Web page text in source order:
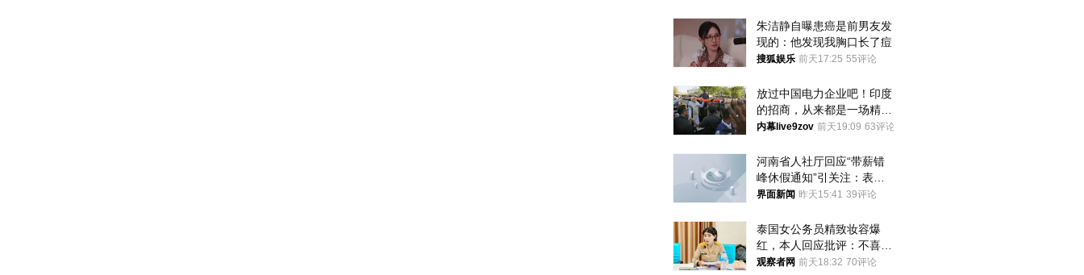
朱洁静自曝患癌是前男友发
现的：他发现我胸口长了痘
搜狐娱乐 前天17:25 55评论
放过中国电力企业吧！印度
的招商，从来都是一场精准
收割
内幕live9zov 前天19:09 63评论
河南省人社厅回应“带薪错
峰休假通知”引关注：表述
不够准确，待修改后印发
界面新闻 昨天15:41 39评论
泰国女公务员精致妆容爆
红，本人回应批评：不喜欢
就别看
观察者网 前天18:32 70评论